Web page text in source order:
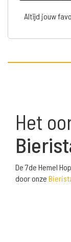
Altijd jouw
Het
De 7de Hemel
door onze